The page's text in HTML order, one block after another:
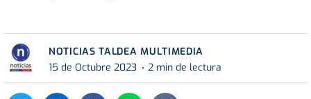
NOTICIAS TALDEA MULTIMEDIA
15 de Octubre 2023
2 min de lectura